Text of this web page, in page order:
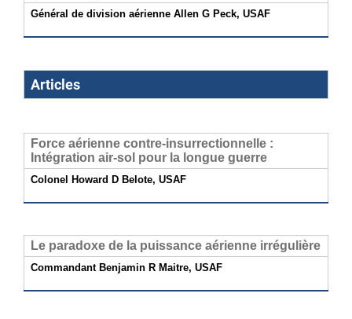
Général de division aérienne Allen G Peck, USAF
Articles
Force aérienne contre-insurrectionnelle :
Intégration air-sol pour la longue guerre
Colonel Howard D Belote, USAF
Le paradoxe de la puissance aérienne irrégulière
Commandant Benjamin R Maitre, USAF